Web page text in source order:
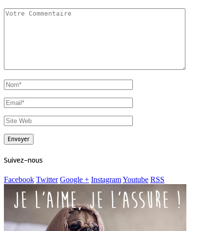
Suivez-nous
Facebook Twitter Google + InstagramYoutube RSS